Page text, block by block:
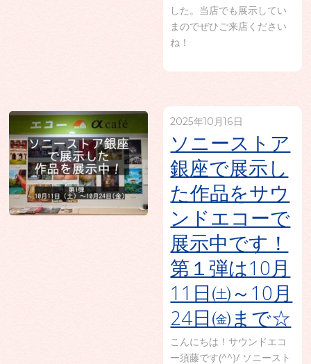
した。当店でも展示してい
まのでぜひご来店ください
ね！
2025年10月16日
ソニーストア
銀座で展示し
た作品をサウ
ンドエコーで
展示中です！
第１弾は10月
11日㈯～10月
24日㈮まで☆
こんにちは！サウンドエコ
ー須藤です(^^)/ ソニースト